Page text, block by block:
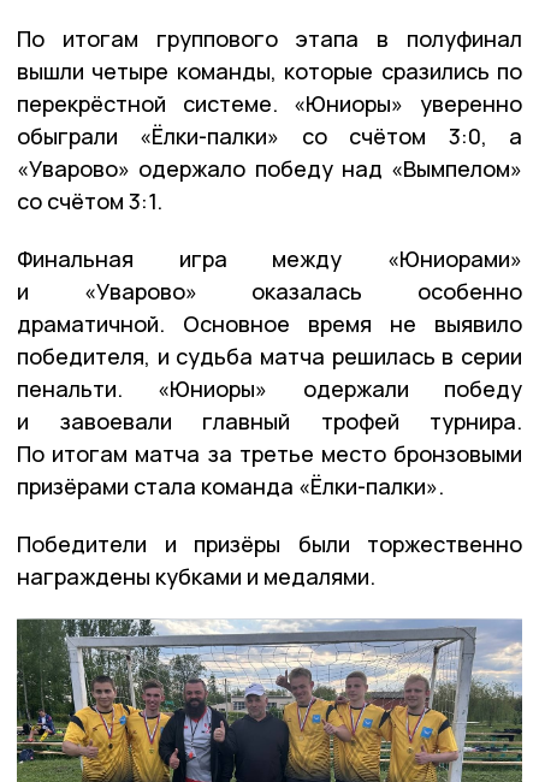
По итогам группового этапа в полуфинал
вышли четыре команды, которые сразились по
перекрёстной системе. «Юниоры» уверенно
обыграли «Ёлки-палки» со счётом 3:0, а
«Уварово» одержало победу над «Вымпелом»
со счётом 3:1.
Финальная игра между «Юниорами»
и «Уварово» оказалась особенно
драматичной. Основное время не выявило
победителя, и судьба матча решилась в серии
пенальти. «Юниоры» одержали победу
и завоевали главный трофей турнира.
По итогам матча за третье место бронзовыми
призёрами стала команда «Ёлки-палки».
Победители и призёры были торжественно
награждены кубками и медалями.